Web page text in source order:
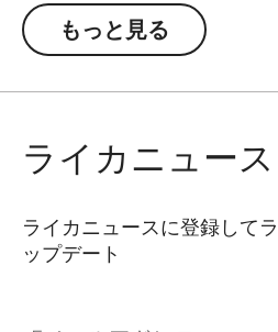
と個性を両立させるアクセサ
・ホットシューカバー
・レリーズボタン
もっと見る
ライカニュース
ライカニュースに登録して
ップデート